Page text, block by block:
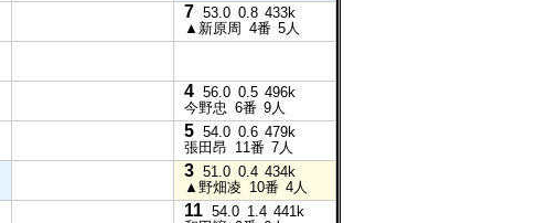
7 53.0 0.8 433k
▲新原周 4番 5人
4 56.0 0.5 496k
今野忠 6番 9人
5 54.0 0.6 479k
張田昂 11番 7人
3 51.0 0.4 434k
▲野畑凌 10番 4人
11 54.0 1.4 441k